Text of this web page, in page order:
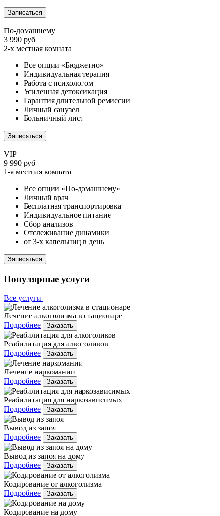
Записаться
По-домашнему
3 990 руб
2-х местная комната
Все опции «Бюджетно»
Индивидуальная терапия
Работа с психологом
Усиленная детоксикация
Гарантия длительной ремиссии
Личный санузел
Больничный лист
Записаться
VIP
9 990 руб
1-я местная комната
Все опции «По-домашнему»
Личный врач
Бесплатная транспортировка
Индивидуальное питание
Сбор анализов
Отслеживание динамики
от 3-х капельниц в день
Записаться
Популярные услуги
Все услуги
Лечение алкоголизма в стационаре
Подробнее
Заказать
Реабилитация для алкоголиков
Подробнее
Заказать
Лечение наркомании
Подробнее
Заказать
Реабилитация для наркозависимых
Подробнее
Заказать
Вывод из запоя
Подробнее
Заказать
Вывод из запоя на дому
Подробнее
Заказать
Кодирование от алкоголизма
Подробнее
Заказать
Кодирование на дому